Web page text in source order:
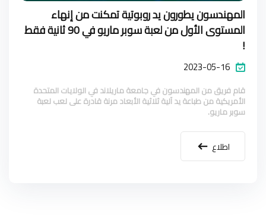
المهندسون يطورون يد روبوتية تمكنت من إنهاء
المستوى الأول من لعبة سوبر ماريو في 90 ثانية فقط
!
2023-05-16
قام فريق من المهندسون في جامعة ماريلاند في الولايات المتحدة
الأمريكية من طباعة يد آلية ثلاثية الأبعاد مرنة قادرة على لعب لعبة
سوبر ماريو.
اطلاع